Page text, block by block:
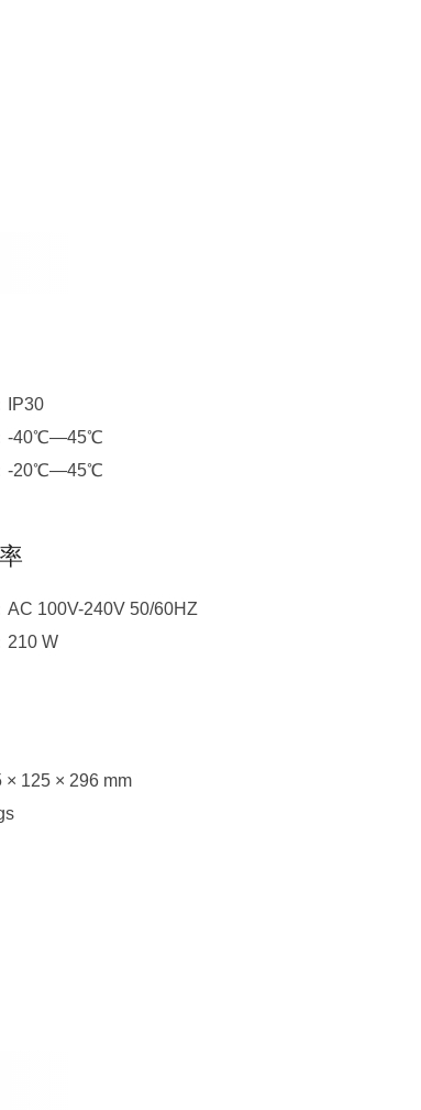
IP30
-40℃—45℃
-20℃—45℃
AC 100V-240V 50/60HZ
210 W
× 125 × 296 mm